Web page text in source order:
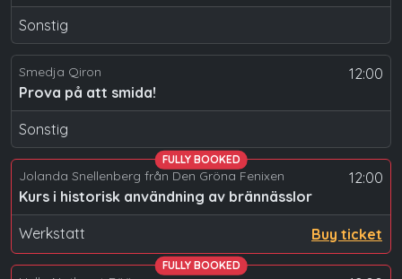
Sonstig
12:00
Smedja Qiron
Prova på att smida!
Sonstig
12:00
Jolanda Snellenberg från Den Gröna Fenixen
Kurs i historisk användning av brännässlor
Werkstatt Buy ticket
FULLY BOOKED
FULLY BOOKED